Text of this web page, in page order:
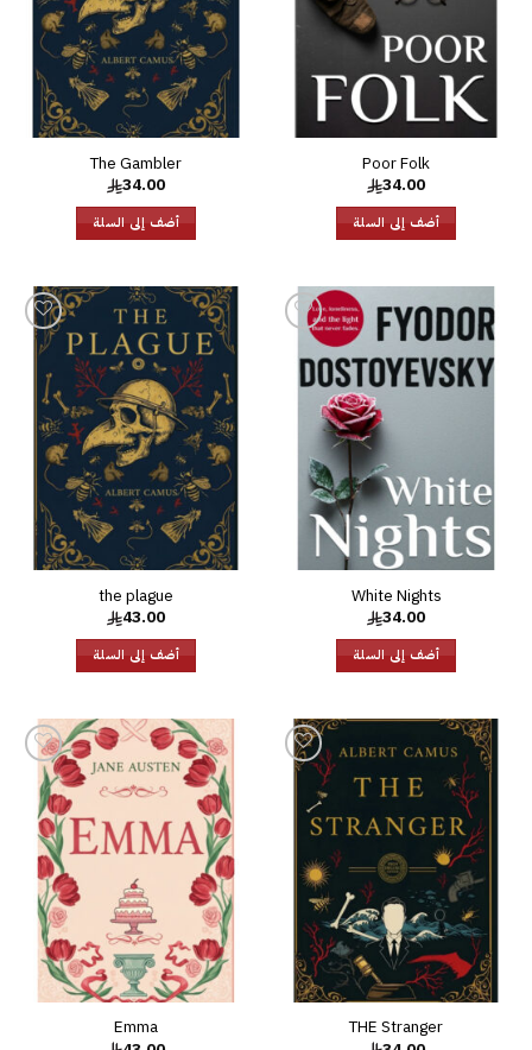
Poor Folk
34.00
أضف إلى السلة
The Gambler
34.00
أضف إلى السلة
إضافة
إلى
قائمة
White Nights
34.00
أضف إلى السلة
إضافة
إلى
قائمة
الرغبات
the plague
43.00
أضف إلى السلة
إضافة
قائمة
الرغبات
THE Stranger
إضافة
إلى
قائمة
الرغبات
Emma